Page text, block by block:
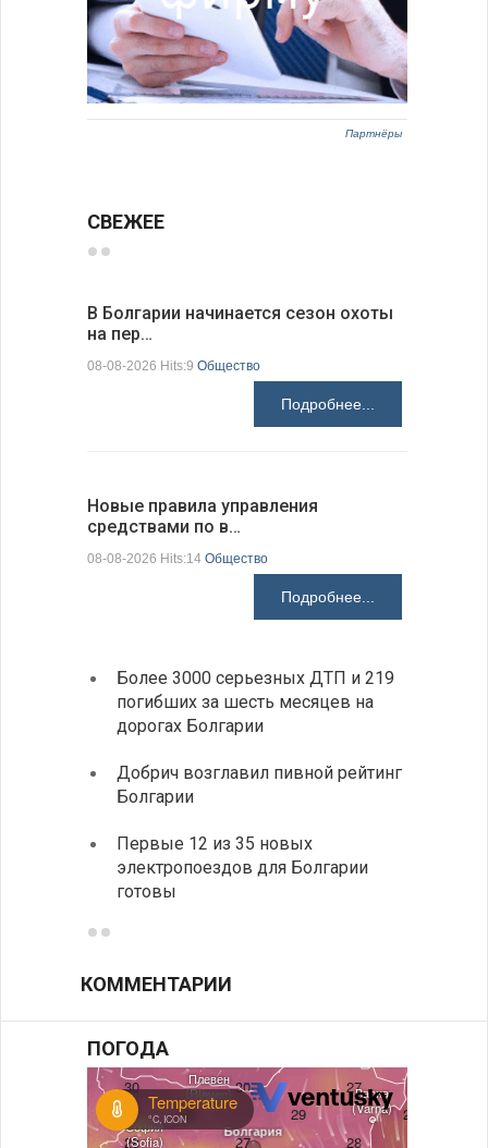
Партнёры
СВЕЖЕЕ
В Болгарии начинается сезон охоты
на пер…
08-08-2026 Hits:9 Общество
Подробнее...
Новые правила управления
средствами по в…
08-08-2026 Hits:14 Общество
Подробнее...
Более 3000 серьезных ДТП и 219
погибших за шесть месяцев на
дорогах Болгарии
Добрич возглавил пивной рейтинг
Болгарии
Первые 12 из 35 новых
электропоездов для Болгарии
готовы
КОММЕНТАРИИ
ПОГОДА